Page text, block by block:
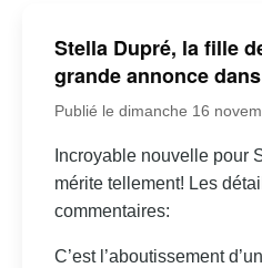
Stella Dupré, la fille
grande annonce
Publié le dimanche 16
Incroyable nouvelle pour
mérite tellement! Les
commentaires:
C’est l’aboutissement